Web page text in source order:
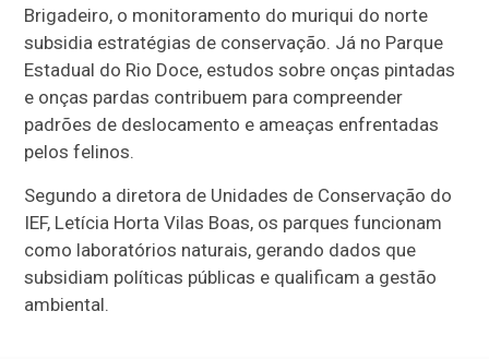
Brigadeiro, o monitoramento do muriqui do norte
subsidia estratégias de conservação. Já no Parque
Estadual do Rio Doce, estudos sobre onças pintadas
e onças pardas contribuem para compreender
padrões de deslocamento e ameaças enfrentadas
pelos felinos.
Segundo a diretora de Unidades de Conservação do
IEF, Letícia Horta Vilas Boas, os parques funcionam
como laboratórios naturais, gerando dados que
subsidiam políticas públicas e qualificam a gestão
ambiental.